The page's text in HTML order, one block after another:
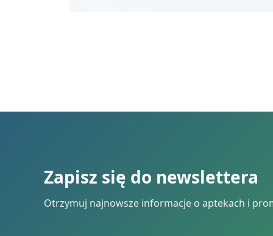
Zapisz się do newslettera
Otrzymuj najnowsze informacje o aptekach i